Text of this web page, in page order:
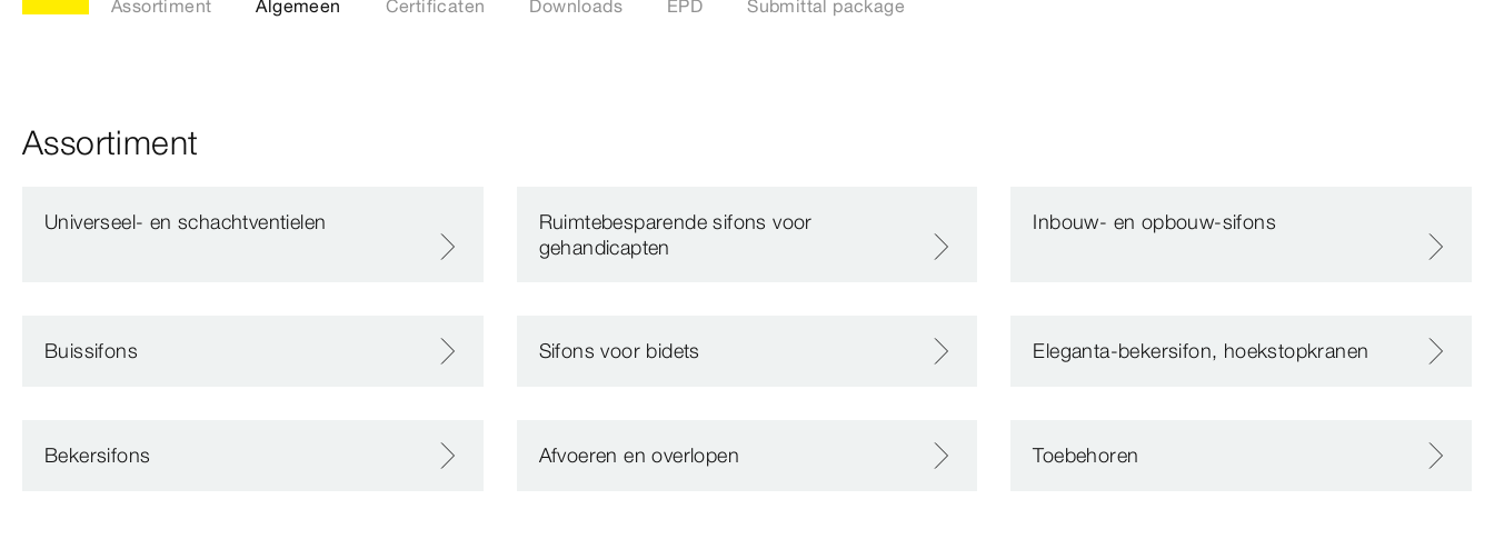
Assortiment Algemeen Certificaten Downloads EPD Submittal package
Assortiment
Universeel- en schachtventielen
Ruimtebesparende sifons voor
gehandicapten
Inbouw- en opbouw-sifons
Buissifons Sifons voor bidets Eleganta-bekersifon, hoekstopkranen
Bekersifons Afvoeren en overlopen Toebehoren